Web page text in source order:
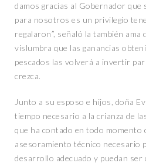
damos gracias al Gobernador que
para nosotros es un privilegio
regalaron”, señaló la también ama
vislumbra que las ganancias
pescados las volverá a invertir
crezca.
Junto a su esposo e hijos, doña
tiempo necesario a la crianza de
que ha contado en todo momento
asesoramiento técnico necesario
desarrollo adecuado y puedan ser